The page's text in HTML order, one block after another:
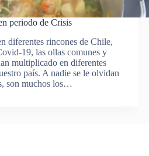
periodo de Crisis
diferentes rincones de Chile,
19, las ollas comunes y
multiplicado en diferentes
país. A nadie se le olvidan
son muchos los…